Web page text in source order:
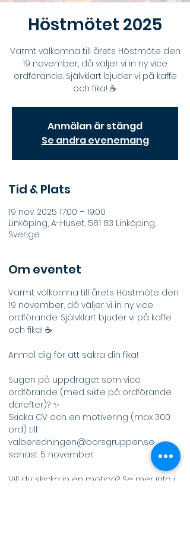
Höstmötet 2025
Varmt välkomna till årets Höstmöte den
19 november, då väljer vi in ny vice
ordförande. Självklart bjuder vi på kaffe
och fika! ☕️
Anmälan är stängd
Se andra evenemang
Tid & Plats
19 nov. 2025 17:00 – 19:00
Linköping, A-Huset, 581 83 Linköping,
Sverige
Om eventet
Varmt välkomna till årets Höstmöte den
19 november, då väljer vi in ny vice
ordförande. Självklart bjuder vi på kaffe
och fika! ☕️
Anmäl dig för att säkra din fika!
Sugen på uppdraget som vice
ordförande (med sikte på ordförande
därefter)? ✨
Skicka CV och en motivering (max 300
ord) till
valberedningen@borsgruppen.se
senast 5 november.
Vill du skicka in en motion? Se mer info i